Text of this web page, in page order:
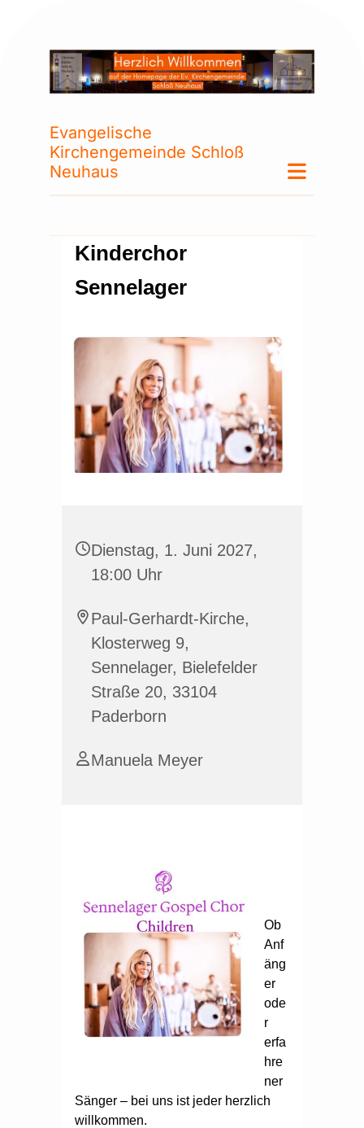
Evangelische
Kirchengemeinde Schloß
Neuhaus
Kinderchor
Sennelager
Dienstag, 1. Juni 2027,
18:00 Uhr
Paul-Gerhardt-Kirche,
Klosterweg 9,
Sennelager, Bielefelder
Straße 20, 33104
Paderborn
Manuela Meyer
Ob
Anf
äng
er
ode
r
erfa
hre
ner
Sänger – bei uns ist jeder herzlich
willkommen.